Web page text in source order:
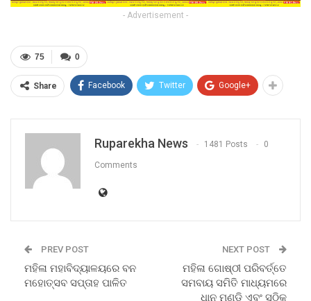
- Advertisement -
0
75
Share Facebook Twitter Google+
Ruparekha News 1481 Posts 0
Comments
PREV POST
ମହିଳା ମହାବିଦ୍ୟାଳୟରେ ବନ
ମହୋତ୍ସବ ସପ୍ତାହ ପାଳିତ
NEXT POST
ମହିଳା ଗୋଷ୍ଠୀ ପରିବର୍ତ୍ତେ
ସମବାୟ ସମିତି ମାଧ୍ୟମରେ
ଧାନ ମଣ୍ଡି ଏବଂ ସଠିକ